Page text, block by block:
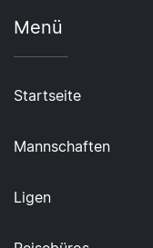
Menü
Startseite
Mannschaften
Ligen